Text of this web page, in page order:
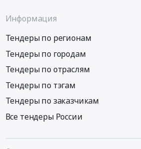
Информация
Тендеры по регионам
Тендеры по городам
Тендеры по отраслям
Тендеры по тэгам
Тендеры по заказчикам
Все тендеры России